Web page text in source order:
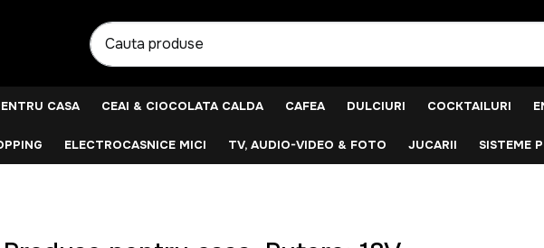
CASA CEAI & CIOCOLATA CALDA CAFEA DULCIURI COCKTAILURI
ELECTROCASNICE MICI TV, AUDIO-VIDEO & FOTO JUCARII SISTEME